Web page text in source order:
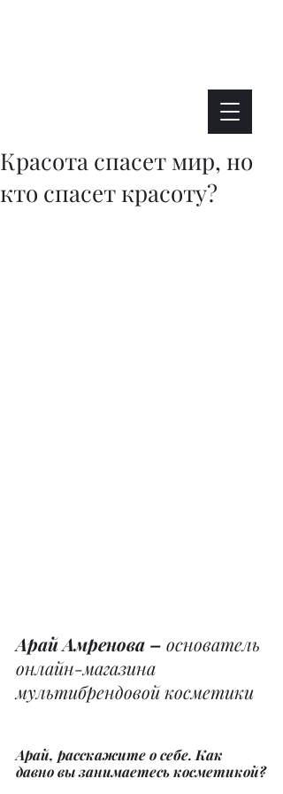
Красота спасет мир, но
кто спасет красоту?
Арай Амренова – основатель
онлайн-магазина
мультибрендовой косметики
Арай, расскажите о себе. Как
давно вы занимаетесь косметикой?